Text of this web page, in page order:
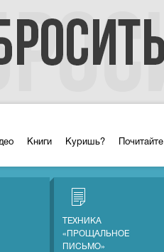
Книги Куришь? Почитайте
ТЕХНИКА
«ПРОЩАЛЬНОЕ
ПИСЬМО»